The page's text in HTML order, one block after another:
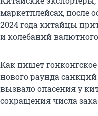
маркетплейсах, после
2024 года китайцы
и колебаний
Как пишет
нового раунда
вызвало опасения у
сокращения числа